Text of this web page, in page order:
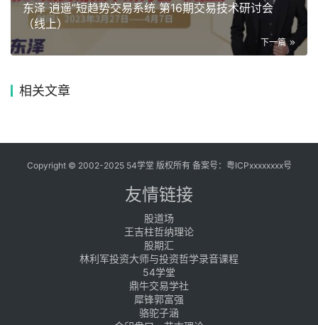
东泽 逍遥”短趋势交易系统 第16期交易技术研讨会
（线上）
下一篇
相关文章
Copyright © 2002-2025 54学堂 版权所有 备案号： 粤ICPxxxxxxxx号
友情链接
股道场
王吉柱哲纳理论
股期汇
林利军投资大师与投资哲学录音课程
54学堂
鼎牛交易学社
犀锋郭富强
骆驼子涵